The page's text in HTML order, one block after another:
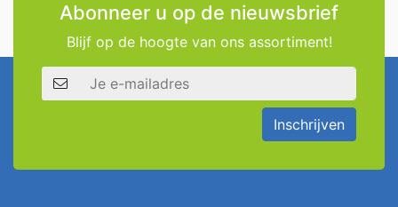
Abonneer u op de nieuwsbrief
Blijf op de hoogte van ons assortiment!
E-mailadres
Inschrijven